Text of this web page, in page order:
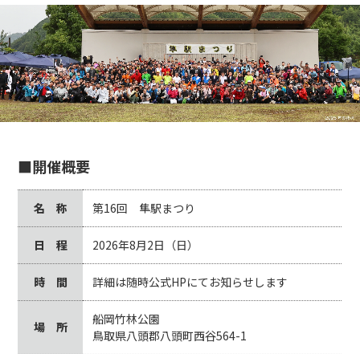
■開催概要
名 称 第16回 隼駅まつり
日 程 2026年8月2日（日）
時 間 詳細は随時公式HPにてお知らせします
場 所
船岡竹林公園
鳥取県八頭郡八頭町西谷564-1